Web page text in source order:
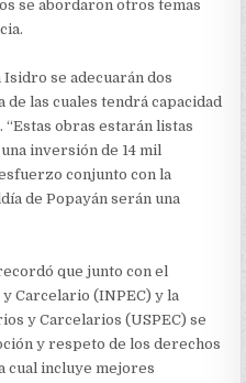
LA
LIBERTAD
se abordaron otros temas
se adecuarán dos
las cuales tendrá capacidad
obras estarán listas
inversión de 14 mil
conjunto con la
de Popayán serán una
que junto con el
Carcelario (INPEC) y la
y Carcelarios (USPEC) se
y respeto de los derechos
cual incluye mejores